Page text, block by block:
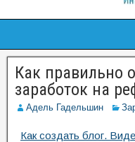
Как правильно
заработок на
Адель Гадельшин
Как создать блог.